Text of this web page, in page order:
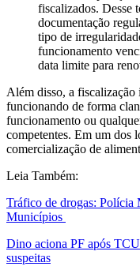
fiscalizados. Desse
documentação
tipo de
funcionamento
data limite para
Além disso, a
funcionando de forma
funcionamento ou
competentes. Em um dos
comercialização de
Leia Também:
Tráfico de drogas: Polícia
Municípios
Dino aciona PF após
suspeitas